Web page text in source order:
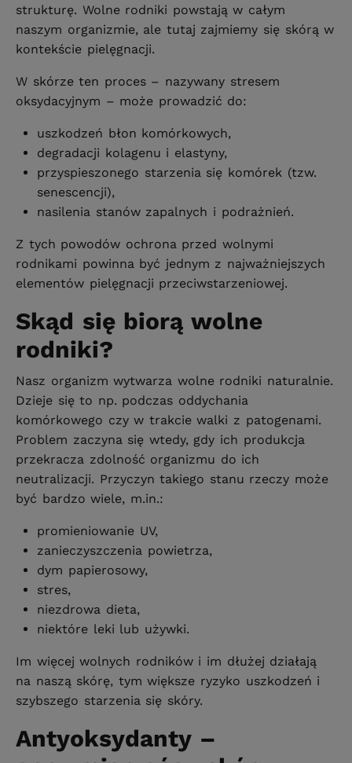
strukturę. Wolne rodniki powstają w całym
naszym organizmie, ale tutaj zajmiemy się skórą w
kontekście pielęgnacji.
W skórze ten proces – nazywany stresem
oksydacyjnym – może prowadzić do:
uszkodzeń błon komórkowych,
degradacji kolagenu i elastyny,
przyspieszonego starzenia się komórek (tzw.
senescencji),
nasilenia stanów zapalnych i podrażnień.
Z tych powodów ochrona przed wolnymi
rodnikami powinna być jednym z najważniejszych
elementów pielęgnacji przeciwstarzeniowej.
Skąd się biorą wolne
rodniki?
Nasz organizm wytwarza wolne rodniki naturalnie.
Dzieje się to np. podczas oddychania
komórkowego czy w trakcie walki z patogenami.
Problem zaczyna się wtedy, gdy ich produkcja
przekracza zdolność organizmu do ich
neutralizacji. Przyczyn takiego stanu rzeczy może
być bardzo wiele, m.in.:
promieniowanie UV,
zanieczyszczenia powietrza,
dym papierosowy,
stres,
niezdrowa dieta,
niektóre leki lub używki.
Im więcej wolnych rodników i im dłużej działają
na naszą skórę, tym większe ryzyko uszkodzeń i
szybszego starzenia się skóry.
Antyoksydanty –